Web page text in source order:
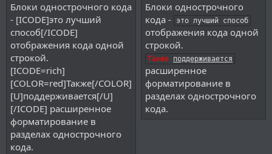
Блоки однострочного кода
- [ICODE]это лучший
способ[/ICODE]
отображения кода одной
строкой.
[ICODE=rich]
[COLOR=red]Также[/COLOR]
[U]поддерживается[/U]
[/ICODE] расширенное
форматирование в
разделах однострочного
кода.
Блоки однострочного
кода -
это лучший способ
отображения кода одной
строкой.
Также поддерживается
расширенное
форматирование в
разделах однострочного
кода.